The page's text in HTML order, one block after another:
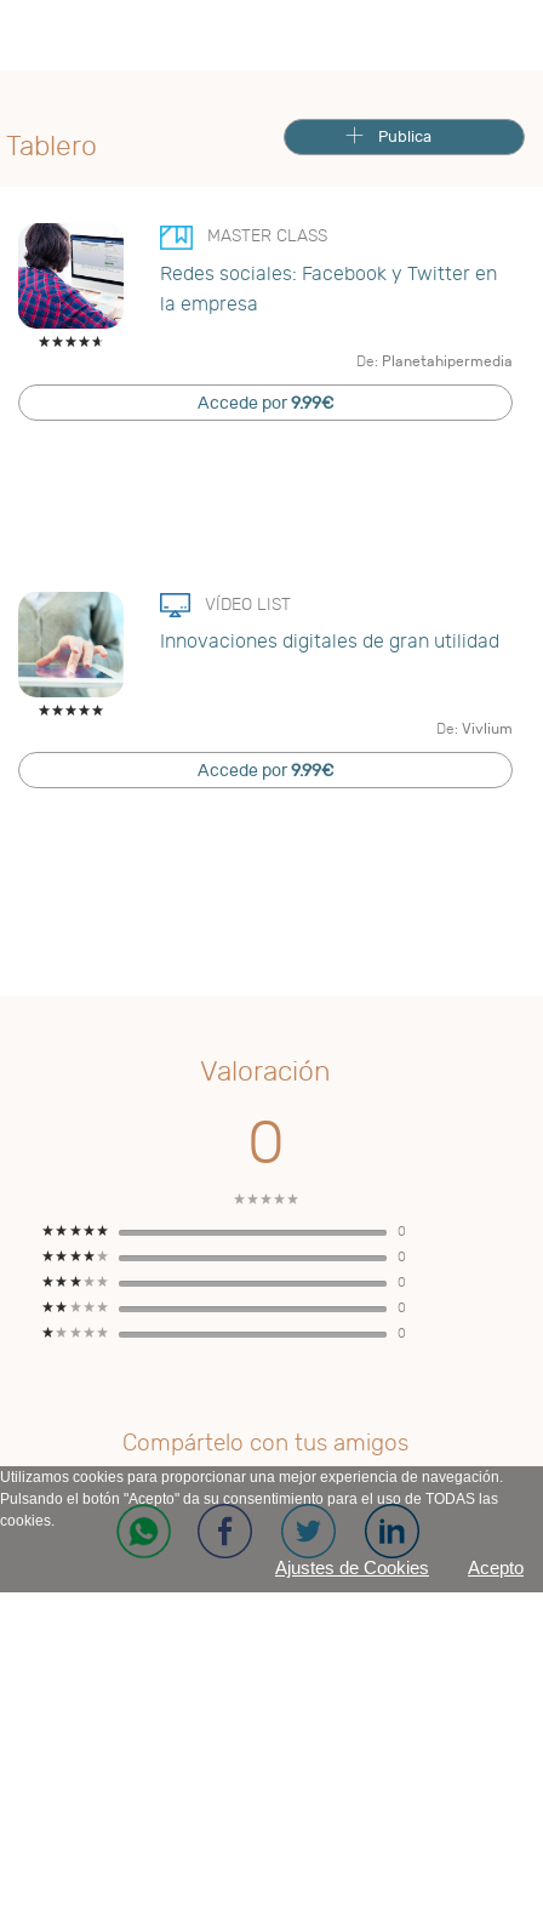
Tablero Publica
MASTER CLASS
Redes sociales: Facebook y Twitter en
la empresa
De: Planetahipermedia
Accede por9.99€
VÍDEO LIST
Innovaciones digitales de gran utilidad
De: Vivlium
Accede por9.99€
Valoración
0
0
0
0
0
0
Compártelo con tus amigos
Utilizamos cookies para proporcionar una mejor experiencia de navegación.
Pulsando el botón "Acepto" da su consentimiento para el uso de TODAS las
cookies.
Ajustes de Cookies Acepto